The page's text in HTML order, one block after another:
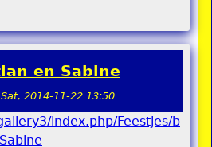
en Sabine
Sat, 2014-11-22 13:50
index.php/Feestjes/b